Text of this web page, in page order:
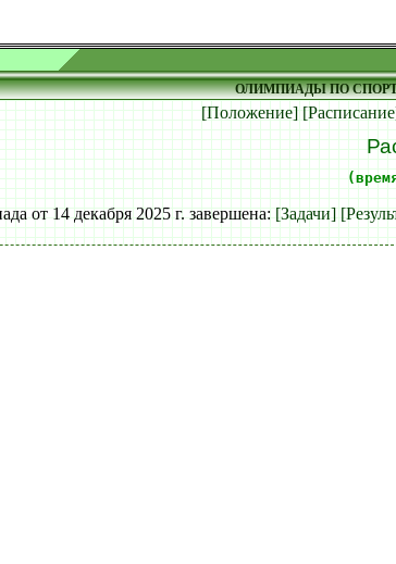
ОЛИМПИАДЫ ПО
[Положение]
от 14 декабря 2025 г. завершена:[Задачи]